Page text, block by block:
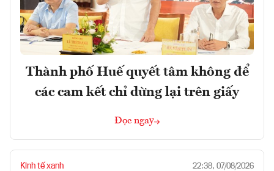
Thành phố Huế quyết tâm không để
các cam kết chỉ dừng lại trên giấy
Đọc ngay
Kinh tế xanh 22:38, 07/08/2026